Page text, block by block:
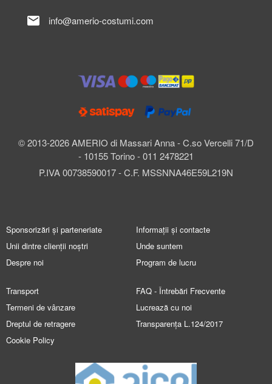
© 2013-2026 AMERIO di Massari Anna - C.so Vercelli 71/D
- 10155 Torino - 011 2478221
P.IVA 00738590017 - C.F. MSSNNA46E59L219N
mail info@amerio-costumi.com
Sponsorizări și parteneriate
Unii dintre clienții noștri
Despre noi
Informații și contacte
Unde suntem
Program de lucru
Transport
Termeni de vânzare
Dreptul de retragere
Cookie Policy
FAQ - Întrebări Frecvente
Lucrează cu noi
Transparența L.124/2017